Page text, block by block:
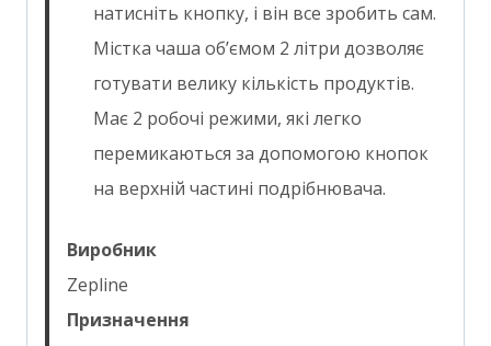
натисніть кнопку, і він все зробить сам.
Містка чаша об’ємом 2 літри дозволяє
готувати велику кількість продуктів.
Має 2 робочі режими, які легко
перемикаються за допомогою кнопок
на верхній частині подрібнювача.
Виробник
Zepline
Призначення